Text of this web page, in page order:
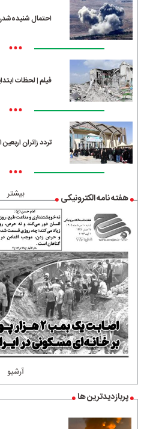
احتمال
•••
فیلم | لحظات
•••
تردد زائران
•••
بیشتر هفته نامه الکترونیکی
آرشیو
پربازدیدترین ها